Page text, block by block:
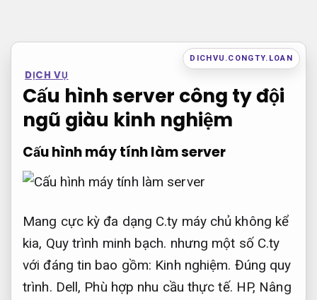
dung
DICHVU.CONGTY.LOAN
DỊCH VỤ
Cấu hình server công ty đội
ngũ giàu kinh nghiệm
Cấu hình máy tính làm server
Mang cực kỳ đa dạng C.ty máy chủ không kể
kia, Quy trình minh bạch. nhưng một số C.ty
với đáng tin bao gồm: Kinh nghiệm. Đúng quy
trình. Dell, Phù hợp nhu cầu thực tế. HP, Nâng